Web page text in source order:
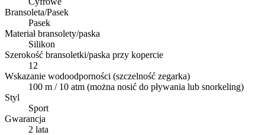
Bransoleta/Pasek
Pasek
Materiał bransolety/paska
Silikon
Szerokość bransoletki/paska przy kopercie
12
Wskazanie wodoodporności (szczelność zegarka)
100 m / 10 atm (można nosić do pływania lub snorkeling)
Styl
Sport
Gwarancja
2 lata